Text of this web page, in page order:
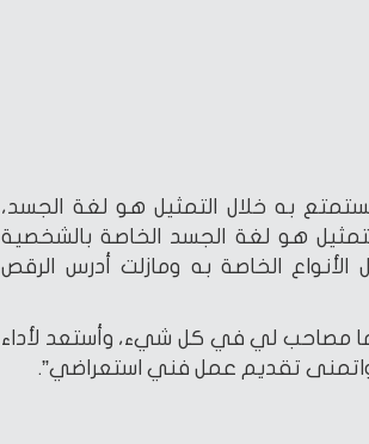
به خلال التمثيل هو لغة الجسد،
هو لغة الجسد الخاصة بالشخصية
الخاصة به ومازلت أدرس الرقص
مصاحب لي في كل شيء، وأستعد لأداء
تقديم عمل فني استعراضي”.